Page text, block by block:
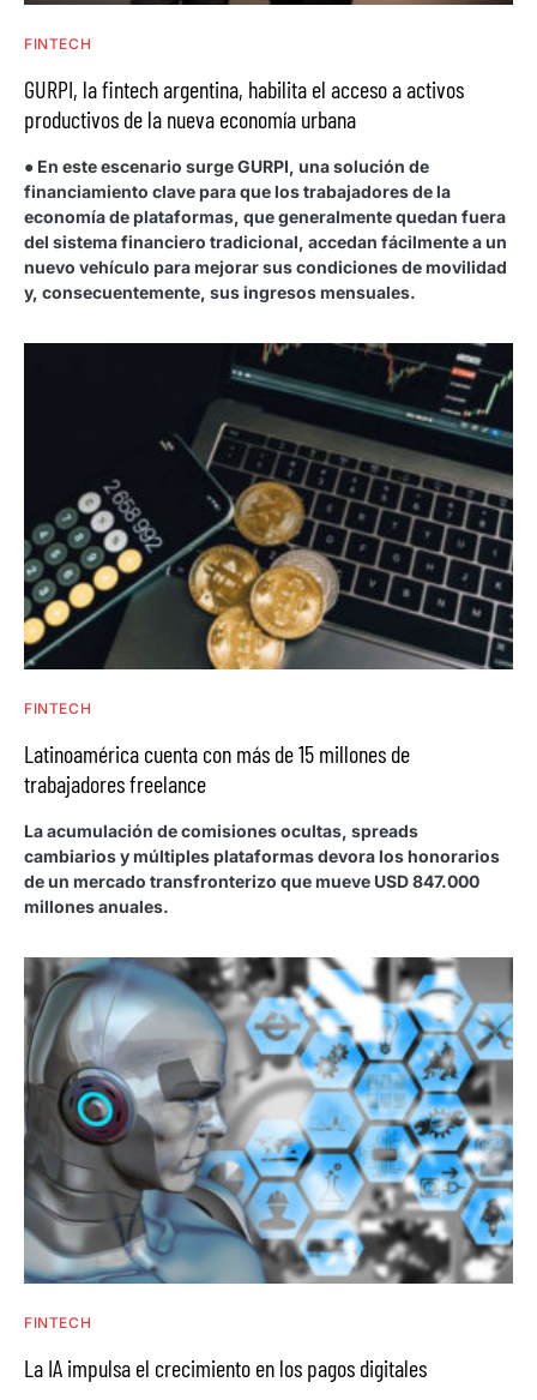
FINTECH
GURPI, la fintech argentina, habilita el acceso a activos
productivos de la nueva economía urbana
● En este escenario surge GURPI, una solución de
financiamiento clave para que los trabajadores de la
economía de plataformas, que generalmente quedan fuera
del sistema financiero tradicional, accedan fácilmente a un
nuevo vehículo para mejorar sus condiciones de movilidad
y, consecuentemente, sus ingresos mensuales.
FINTECH
Latinoamérica cuenta con más de 15 millones de
trabajadores freelance
La acumulación de comisiones ocultas, spreads
cambiarios y múltiples plataformas devora los honorarios
de un mercado transfronterizo que mueve USD 847.000
millones anuales.
FINTECH
La IA impulsa el crecimiento en los pagos digitales